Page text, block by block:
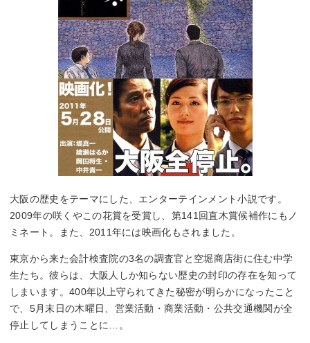
大阪の歴史をテーマにした、エンターテインメント小説です。
2009年の咲くやこの花賞を受賞し、第141回直木賞候補作にもノ
ミネート。また、2011年には映画化もされました。
東京から来た会計検査院の3名の調査官と空堀商店街に住む中学
生たち。彼らは、大阪人しか知らない歴史の封印の存在を知って
しまいます。400年以上守られてきた秘密が明らかになったこと
で、5月末日の木曜日、営業活動・商業活動・公共交通機関が全
停止してしまうことに…。